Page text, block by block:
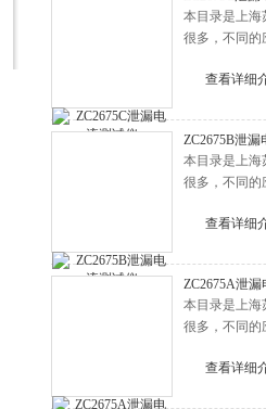
本目录是上海
很多，不同的
查看详细
ZC2675B泄漏
本目录是上海
很多，不同的
查看详细
ZC2675A泄
本目录是上海
很多，不同的
查看详细